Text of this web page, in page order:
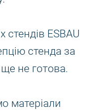
ESBAU
стенда за
не готова.
матеріали